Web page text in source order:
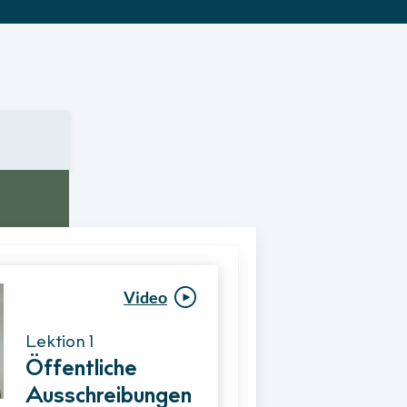
Video
Lektion 1
Öffentliche
AusschreibungenVergabeverfahre